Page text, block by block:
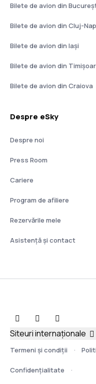
Bilete de avion din
Bilete de avion din Cluj-
Bilete de avion din Iași
Bilete de avion din
Bilete de avion din Craiova
Despre eSky
Despre noi
Press Room
Cariere
Program de afiliere
Rezervările mele
Asistenţă şi contact
Termeni şi condiţii
Confidențialitate
Siteuri internaționale